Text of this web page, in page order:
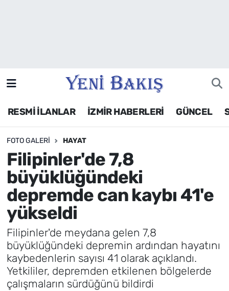
RESMİ İLANLAR İZMİR HABERLERİ GÜNCEL
FOTO GALERI HAYAT
Filipinler'de 7,8
büyüklüğündeki
depremde can kaybı 41'e
yükseldi
Filipinler'de meydana gelen 7,8
büyüklüğündeki depremin ardından hayatını
kaybedenlerin sayısı 41 olarak açıklandı.
Yetkililer, depremden etkilenen bölgelerde
çalışmaların sürdüğünü bildirdi
Siyaset
Asayiş / Polis-Adliye
Spor
Magazin
Foto Galeri
Künye
İletişim